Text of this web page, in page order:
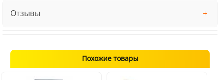
Отзывы
Похожие товары